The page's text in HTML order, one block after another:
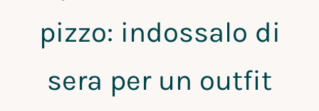
pizzo: indossalo di
sera per un outfit